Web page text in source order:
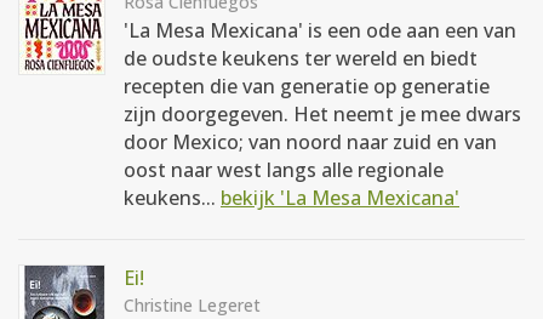
'La Mesa Mexicana' is een ode aan een van
de oudste keukens ter wereld en biedt
recepten die van generatie op generatie
zijn doorgegeven. Het neemt je mee dwars
door Mexico; van noord naar zuid en van
oost naar west langs alle regionale
keukens... bekijk 'La Mesa Mexicana'
Ei!
Christine Legeret